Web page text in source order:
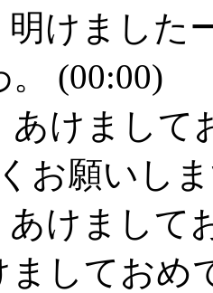
けました
。 (00:00)
あけまして
お願いし
けまして
しておめ